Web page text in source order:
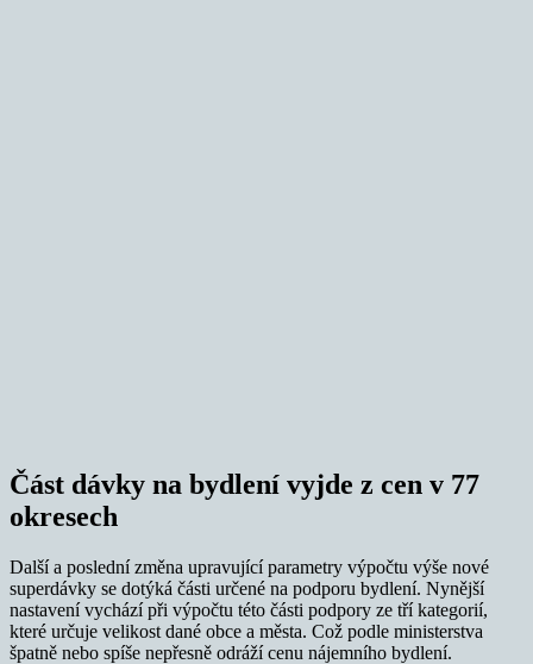
Část dávky na bydlení vyjde z cen v 77
okresech
Další a poslední změna upravující parametry výpočtu výše nové
superdávky se dotýká části určené na podporu bydlení. Nynější
nastavení vychází při výpočtu této části podpory ze tří kategorií,
které určuje velikost dané obce a města. Což podle ministerstva
špatně nebo spíše nepřesně odráží cenu nájemního bydlení.